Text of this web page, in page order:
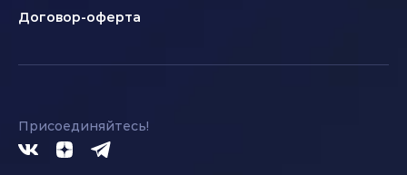
Договор-оферта
Присоединяйтесь!